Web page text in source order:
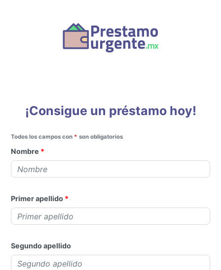
¡Consigue un préstamo hoy!
Todos los campos con * son obligatorios
Nombre
Primer apellido
Segundo apellido